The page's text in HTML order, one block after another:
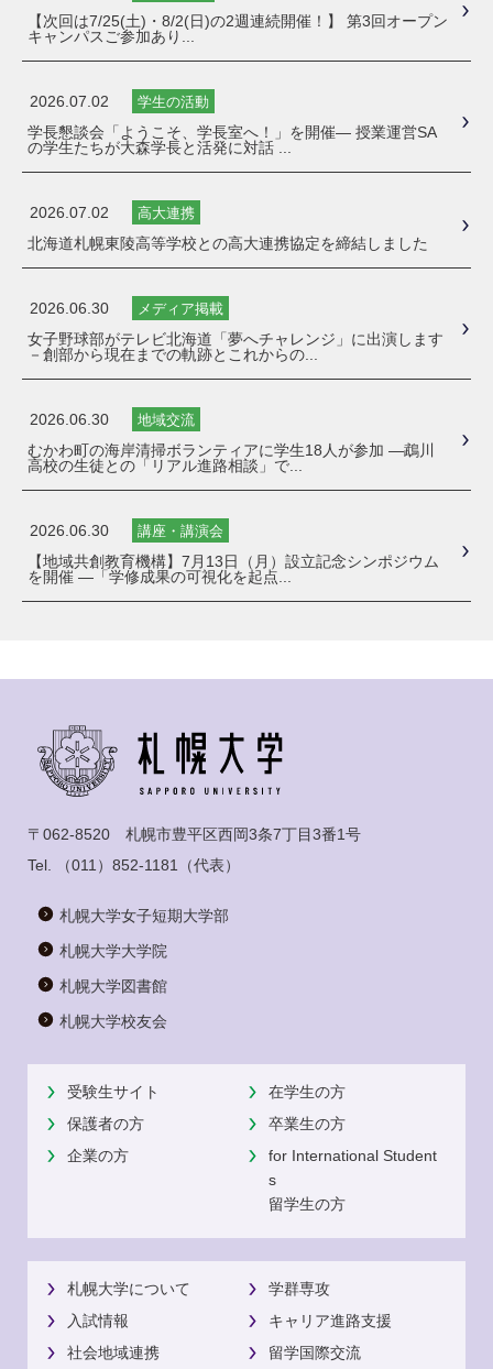
【次回は7/25(土)・8/2(日)の2週連続開催！】 第3回オープン
キャンパスご参加あり...
2026.07.02 学生の活動
学長懇談会「ようこそ、学長室へ！」を開催― 授業運営SA
の学生たちが大森学長と活発に対話 ...
2026.07.02 高大連携
北海道札幌東陵高等学校との高大連携協定を締結しました
2026.06.30 メディア掲載
女子野球部がテレビ北海道「夢へチャレンジ」に出演します
－創部から現在までの軌跡とこれからの...
2026.06.30 地域交流
むかわ町の海岸清掃ボランティアに学生18人が参加 ―鵡川
高校の生徒との「リアル進路相談」で...
2026.06.30 講座・講演会
【地域共創教育機構】7月13日（月）設立記念シンポジウム
を開催 ―「学修成果の可視化を起点...
〒062-8520 札幌市豊平区西岡3条7丁目3番1号
Tel.
（011）852-1181 （代表）
札幌大学女子短期大学部
札幌大学大学院
札幌大学図書館
札幌大学校友会
受験生サイト
在学生の方
保護者の方
卒業生の方
企業の方
for International Student
s
留学生の方
札幌大学について
学群専攻
入試情報
キャリア進路支援
社会地域連携
留学国際交流